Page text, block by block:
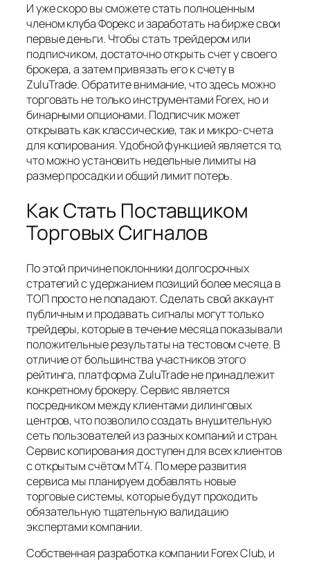
И уже скоро вы сможете стать полноценным
членом клуба Форекс и заработать на бирже свои
первые деньги. Чтобы стать трейдером или
подписчиком, достаточно открыть счет у своего
брокера, а затем привязать его к счету в
ZuluTrade. Обратите внимание, что здесь можно
торговать не только инструментами Forex, но и
бинарными опционами. Подписчик может
открывать как классические, так и микро-счета
для копирования. Удобной функцией является то,
что можно установить недельные лимиты на
размер просадки и общий лимит потерь.
Как Стать Поставщиком
Торговых Сигналов
По этой причине поклонники долгосрочных
стратегий с удержанием позиций более месяца в
ТОП просто не попадают. Сделать свой аккаунт
публичным и продавать сигналы могут только
трейдеры, которые в течение месяца показывали
положительные результаты на тестовом счете. В
отличие от большинства участников этого
рейтинга, платформа ZuluTrade не принадлежит
конкретному брокеру. Сервис является
посредником между клиентами дилинговых
центров, что позволило создать внушительную
сеть пользователей из разных компаний и стран.
Сервис копирования доступен для всех клиентов
с открытым счётом МТ4. По мере развития
сервиса мы планируем добавлять новые
торговые системы, которые будут проходить
обязательную тщательную валидацию
экспертами компании.
Собственная разработка компании Forex Club, и